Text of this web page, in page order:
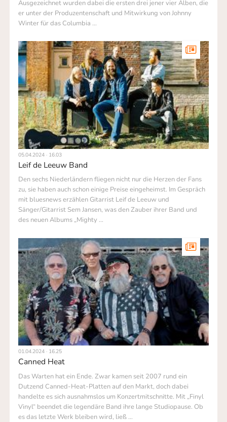
Ausgezeichnet wur­den dabei die ersten drei jener vier Alben, die
er unter der Produzen­ten­schaft und Mitwirkung von Johnny
Winter für das Columbia …
05.04.2024 · 16.03
Leif de Leeuw Band
Den sechs Niederländern fliegen nicht nur die Herzen der Fans
zu, sie haben auch schon einige Preise eingeheimst. Im Gespräch
mit bluesnews erzählen Gitarrist Leif de Leeuw und
Sänger/Gitarrist Sem Jansen, was den Zauber ihrer Band und
des neuen Albums „Mighty …
01.04.2024 · 16.25
Canned Heat
Das Warten hat ein Ende. Zwar kamen seit 2007 rund ein
Dutzend Canned-Heat-Platten auf den Markt, doch dabei
handelte es sich aus­nahms­los um Konzertmitschnitte. Mit „Finyl
Vinyl“ beendet die legendäre Band ihre lange Studiopause. Ob
es das letzte Werk bleiben wird, ließ …